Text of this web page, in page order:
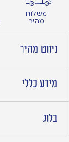
משלוח
מהיר
ניווט מהיר
מידע כללי
בלוג